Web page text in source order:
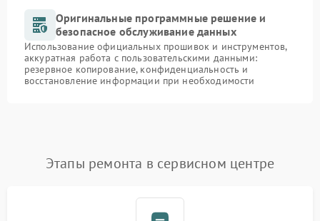
Оригинальные программные решение и
безопасное обслуживание данных
Использование официальных прошивок и инструментов,
аккуратная работа с пользовательскими данными:
резервное копирование, конфиденциальность и
восстановление информации при необходимости
Этапы ремонта в сервисном центре